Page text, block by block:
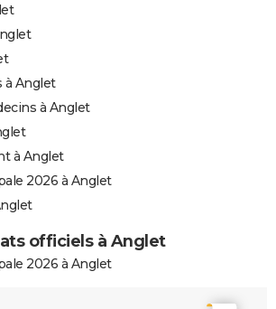
à Anglet
à Anglet
à Anglet
2026 à Anglet
officiels à Anglet
2026 à Anglet